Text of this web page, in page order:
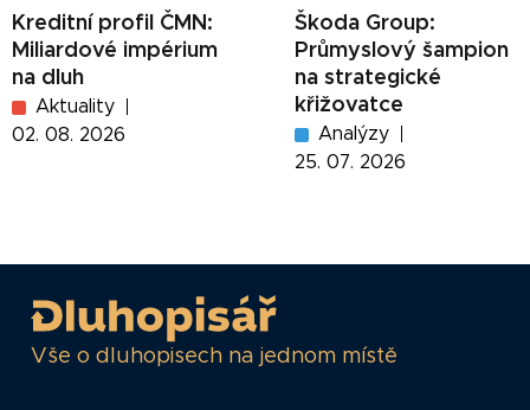
Kreditní profil ČMN:
Miliardové impérium
na dluh
Aktuality
02. 08. 2026
Škoda Group:
Průmyslový šampion
na strategické
křižovatce
Analýzy
25. 07. 2026
Vše o dluhopisech na jednom místě